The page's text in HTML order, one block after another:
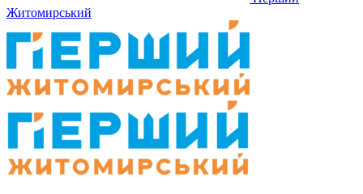
Житомирський